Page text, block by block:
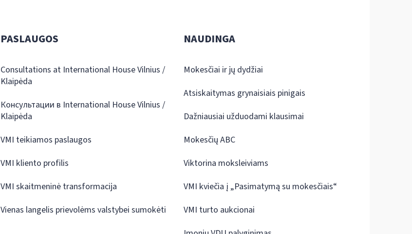
PASLAUGOS
Consultations at International House Vilnius /
Klaipėda
Консультации в International House Vilnius /
Klaipėda
VMI teikiamos paslaugos
VMI kliento profilis
VMI skaitmeninė transformacija
Vienas langelis prievolėms valstybei sumokėti
NAUDINGA
Mokesčiai ir jų dydžiai
Atsiskaitymas grynaisiais pinigais
Dažniausiai užduodami klausimai
Mokesčių ABC
Viktorina moksleiviams
VMI kviečia į „Pasimatymą su mokesčiais“
VMI turto aukcionai